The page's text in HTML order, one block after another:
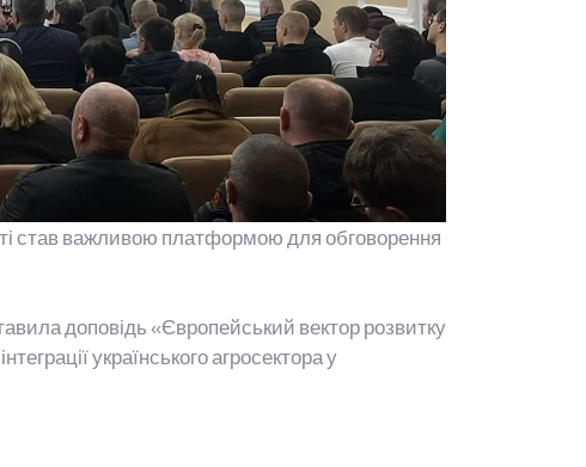
став важливою платформою для обговорення
доповідь «Європейський вектор розвитку
українського агросектора у